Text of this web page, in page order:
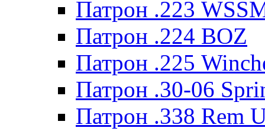
Патрон .223
Патрон .224 BOZ
Патрон .225
Патрон .30-06
Патрон .338 Rem